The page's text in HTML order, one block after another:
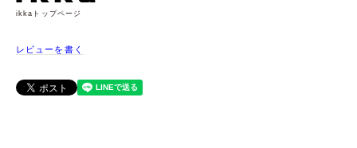
ikkaトップページ
レビューを書く